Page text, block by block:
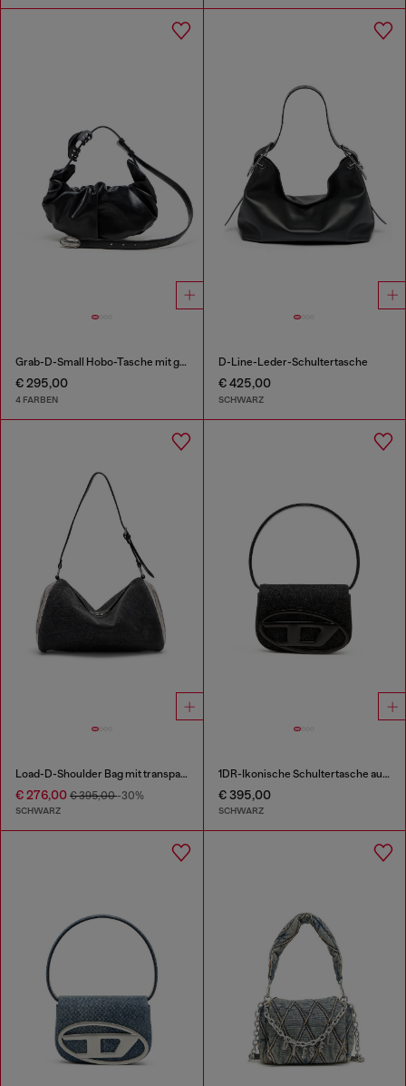
Grab-D-Small Hobo-Tasche mit gerafftem Design
€ 295,00
4 FARBEN
D-Line-Leder-Schultertasche
€ 425,00
SCHWARZ
Load-D-Shoulder Bag mit transparenten ovalen D-Seiten
€ 276,00 € 395,00-30%
SCHWARZ
1DR-Ikonische Schultertasche aus gewaschenem Denim
€ 395,00
SCHWARZ